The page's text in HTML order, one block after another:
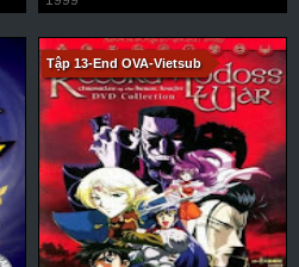
Tập 13-End OVA-Vietsub